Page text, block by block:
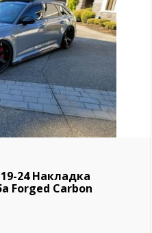
19-24 Накладка
Forged Carbon